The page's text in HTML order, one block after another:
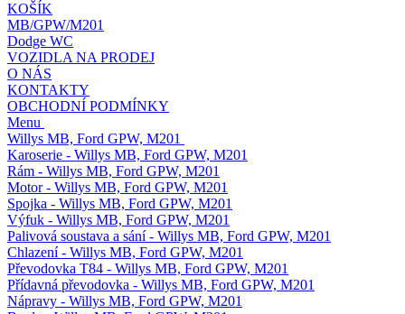
KOŠÍK
MB/GPW/M201
Dodge WC
VOZIDLA NA PRODEJ
O NÁS
KONTAKTY
OBCHODNÍ PODMÍNKY
Menu
Willys MB, Ford GPW, M201
Karoserie - Willys MB, Ford GPW, M201
Rám - Willys MB, Ford GPW, M201
Motor - Willys MB, Ford GPW, M201
Spojka - Willys MB, Ford GPW, M201
Výfuk - Willys MB, Ford GPW, M201
Palivová soustava a sání - Willys MB, Ford GPW, M201
Chlazení - Willys MB, Ford GPW, M201
Převodovka T84 - Willys MB, Ford GPW, M201
Přídavná převodovka - Willys MB, Ford GPW, M201
Nápravy - Willys MB, Ford GPW, M201